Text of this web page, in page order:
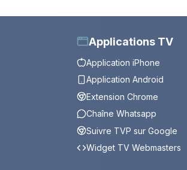
Applications TV
Application iPhone
Application Android
Extension Chrome
Chaîne Whatsapp
Suivre TVP sur Google
Widget TV Webmasters